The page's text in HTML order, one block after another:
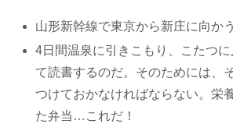
山形新幹線で東京から新庄に向かう
4日間温泉に引きこもり、こたつ
て読書するのだ。そのためには、
つけておかなければならない。栄
た弁当…これだ！